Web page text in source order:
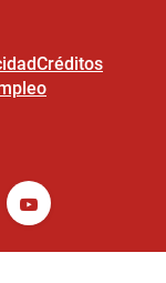
Créditos